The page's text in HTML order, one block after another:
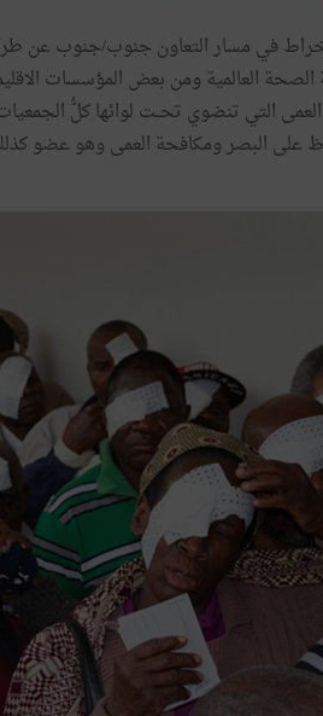
في مسار التعاون جنوب/جنوب عن
العالمية ومن بعض المؤسسات الاقليمية
العمى التي تنضوي تحــت لوائها كلُّ
على البصر ومكافحة العمى وهو عضو